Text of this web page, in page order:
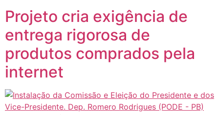
Projeto cria exigência de
entrega rigorosa de
produtos comprados pela
internet